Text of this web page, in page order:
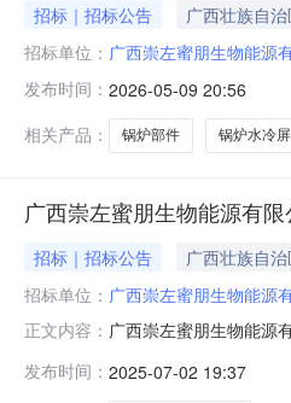
招标｜招标公告 广西壮族自
招标单位： 广西崇左蜜朋生物能源
发布时间： 2026-05-09 20:56
相关产品：
锅炉部件 锅炉水冷屏
广西崇左蜜朋生物能源有
招标｜招标公告 广西壮族自
招标单位： 广西崇左蜜朋生物能源
正文内容： 广西崇左蜜朋生物能源
2025年7月3日下午
发布时间： 2025-07-02 19:37